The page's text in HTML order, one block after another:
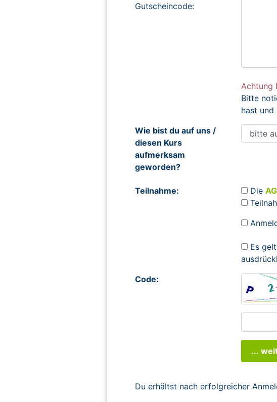
Gutscheincode:
Achtung
Bitte
hast und
Wie bist du auf uns /
diesen Kurs
aufmerksam
geworden?
Teilnahme: Die
Es
Code:
...
Du erhältst nach erfolgreicher